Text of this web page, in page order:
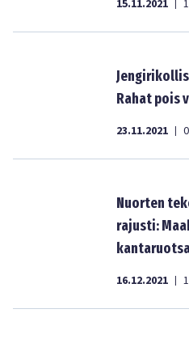
15.11.2021 |
Rahat pois
23.11.2021 |
Nuorten
rajusti:
16.12.2021 |